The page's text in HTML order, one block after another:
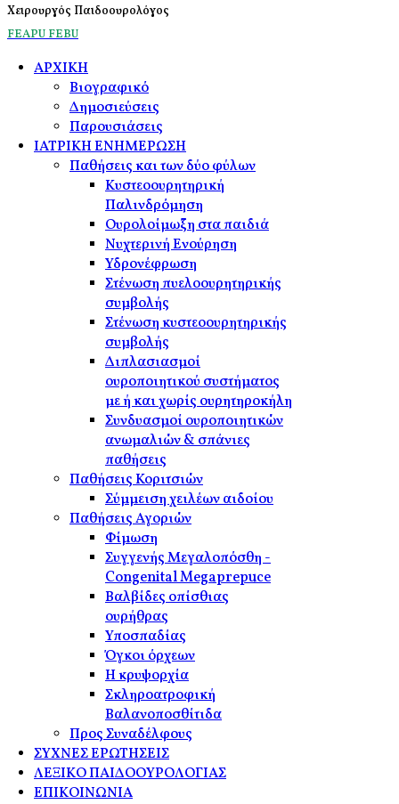
Χειρουργός Παιδοουρολόγος
FEAPUFEBU
ΑΡΧΙΚΗ
Βιογραφικό
Δημοσιεύσεις
Παρουσιάσεις
ΙΑΤΡΙΚΗ ΕΝΗΜΕΡΩΣΗ
Παθήσεις και των δύο φύλων
Κυστεοουρητηρική
Παλινδρόμηση
Ουρολοίμωξη στα παιδιά
Νυχτερινή Ενούρηση
Υδρονέφρωση
Στένωση πυελοουρητηρικής
συμβολής
Στένωση κυστεοουρητηρικής
συμβολής
Διπλασιασμοί
ουροποιητικού συστήματος
με ή και χωρίς ουρητηροκήλη
Συνδυασμοί ουροποιητικών
ανωμαλιών & σπάνιες
παθήσεις
Παθήσεις Κοριτσιών
Σύμμειση χειλέων αιδοίου
Παθήσεις Αγοριών
Φίμωση
Συγγενής Μεγαλοπόσθη -
Congenital Megaprepuce
Βαλβίδες οπίσθιας
ουρήθρας
Υποσπαδίας
Όγκοι όρχεων
Η κρυψορχία
Σκληροατροφική
Βαλανοποσθίτιδα
Προς Συναδέλφους
ΣΥΧΝΕΣ ΕΡΩΤΗΣΕΙΣ
ΛΕΞΙΚΟ ΠΑΙΔΟΟΥΡΟΛΟΓΙΑΣ
ΕΠΙΚΟΙΝΩΝΙΑ